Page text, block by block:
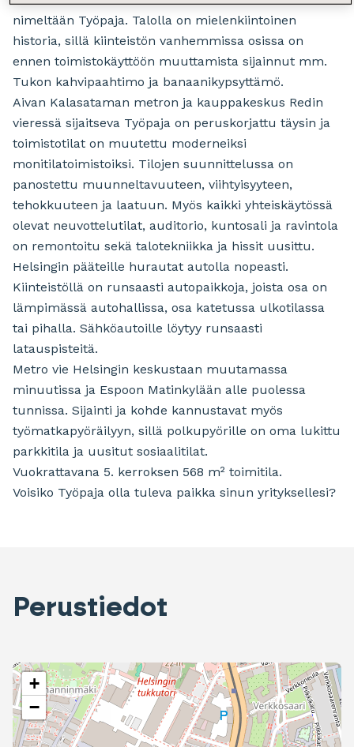
nimeltään Työpaja. Talolla on mielenkiintoinen
historia, sillä kiinteistön vanhemmissa osissa on
ennen toimistokäyttöön muuttamista sijainnut mm.
Tukon kahvipaahtimo ja banaanikypsyttämö.
Aivan Kalasataman metron ja kauppakeskus Redin
vieressä sijaitseva Työpaja on peruskorjattu täysin ja
toimistotilat on muutettu moderneiksi
monitilatoimistoiksi. Tilojen suunnittelussa on
panostettu muunneltavuuteen, viihtyisyyteen,
tehokkuuteen ja laatuun. Myös kaikki yhteiskäytössä
olevat neuvottelutilat, auditorio, kuntosali ja ravintola
on remontoitu sekä talotekniikka ja hissit uusittu.
Helsingin pääteille hurautat autolla nopeasti.
Kiinteistöllä on runsaasti autopaikkoja, joista osa on
lämpimässä autohallissa, osa katetussa ulkotilassa
tai pihalla. Sähköautoille löytyy runsaasti
latauspisteitä.
Metro vie Helsingin keskustaan muutamassa
minuutissa ja Espoon Matinkylään alle puolessa
tunnissa. Sijainti ja kohde kannustavat myös
työmatkapyöräilyyn, sillä polkupyörille on oma lukittu
parkkitila ja uusitut sosiaalitilat.
Vuokrattavana 5. kerroksen 568 m² toimitila.
Voisiko Työpaja olla tuleva paikka sinun yrityksellesi?
Perustiedot
+
−